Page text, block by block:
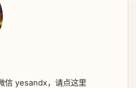
信 yesandx， 请点这里